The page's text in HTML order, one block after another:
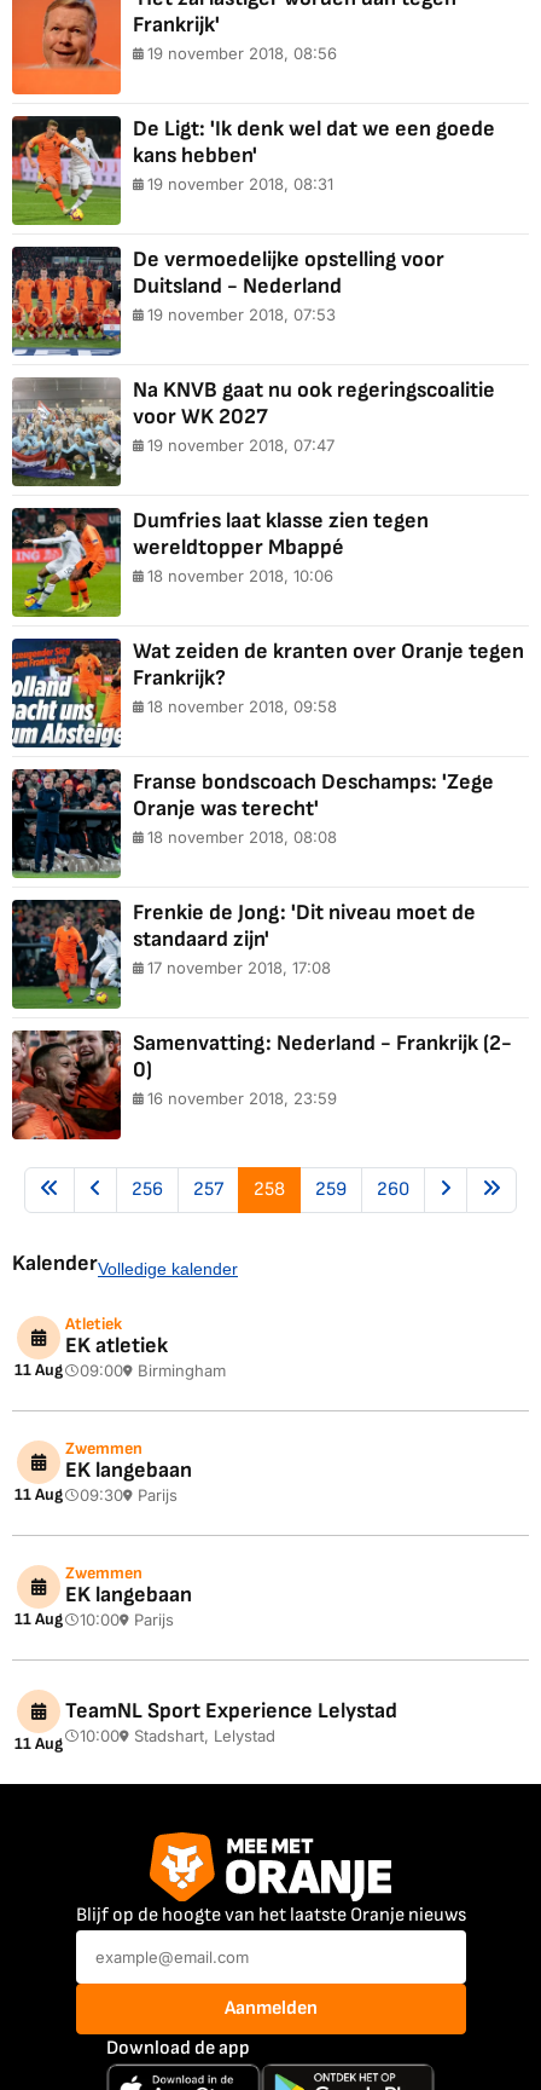
Frankrijk'
19 november 2018, 08:56
De Ligt: 'Ik denk wel dat we een goede
kans hebben'
19 november 2018, 08:31
De vermoedelijke opstelling voor
Duitsland - Nederland
19 november 2018, 07:53
Na KNVB gaat nu ook regeringscoalitie
voor WK 2027
19 november 2018, 07:47
Dumfries laat klasse zien tegen
wereldtopper Mbappé
18 november 2018, 10:06
Wat zeiden de kranten over Oranje tegen
Frankrijk?
18 november 2018, 09:58
Franse bondscoach Deschamps: 'Zege
Oranje was terecht'
18 november 2018, 08:08
Frenkie de Jong: 'Dit niveau moet de
standaard zijn'
17 november 2018, 17:08
Samenvatting: Nederland - Frankrijk (2-
0)
16 november 2018, 23:59
256 257 258 259 260
KalenderVolledige kalender
11 Aug
Atletiek
EK atletiek
09:00 Birmingham
11 Aug
Zwemmen
EK langebaan
09:30 Parijs
11 Aug
Zwemmen
EK langebaan
10:00 Parijs
11 Aug
TeamNL Sport Experience Lelystad
10:00 Stadshart, Lelystad
Blijf op de hoogte van het laatste Oranje nieuws
Aanmelden
Download de app